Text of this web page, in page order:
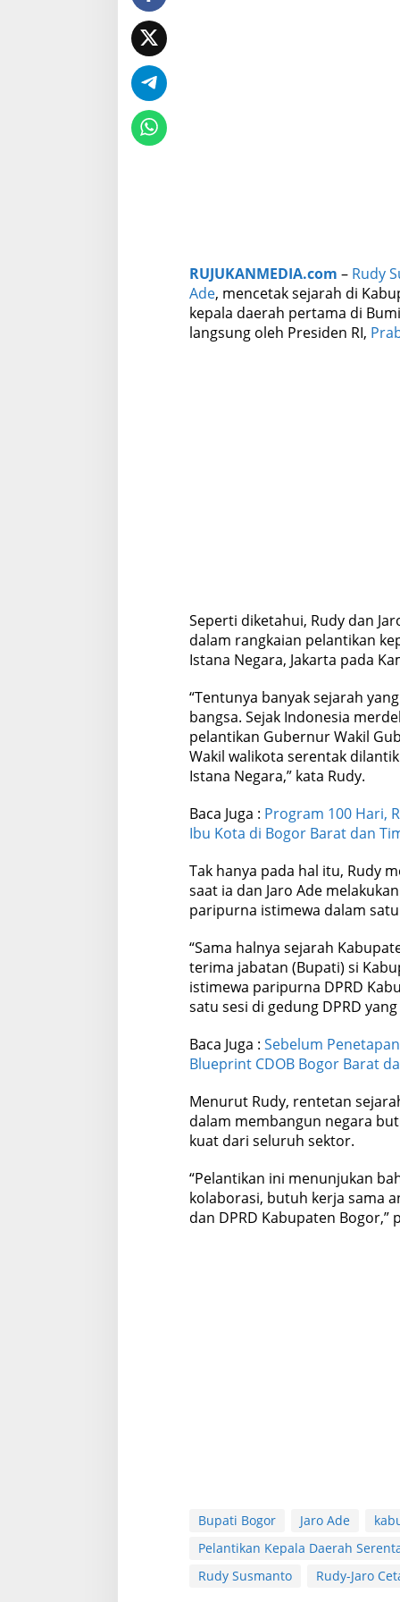
r
o
C
e
t
t
e
n
B
g
o
r
RUJUKANMEDIA.com – Rudy
Ade, mencetak sejarah di
kepala daerah pertama di
langsung oleh Presiden RI,
Seperti diketahui, Rudy dan
dalam rangkaian pelantikan
Istana Negara, Jakarta pada
“Tentunya banyak sejarah
bangsa. Sejak Indonesia
pelantikan Gubernur Wakil
Wakil walikota serentak
Istana Negara,” kata Rudy.
Baca Juga : Program 100 Hari,
Ibu Kota di Bogor Barat dan
Tak hanya pada hal itu, Rudy
saat ia dan Jaro Ade
paripurna istimewa dalam satu
“Sama halnya sejarah
terima jabatan (Bupati) si
istimewa paripurna DPRD
satu sesi di gedung DPRD
Baca Juga : Sebelum
Blueprint CDOB Bogor Barat
Menurut Rudy, rentetan
dalam membangun negara
kuat dari seluruh sektor.
“Pelantikan ini menunjukan
kolaborasi, butuh kerja sama
dan DPRD Kabupaten Bogor,”
Bupati Bogor Jaro Ade
Pelantikan Kepala Daerah
Rudy Susmanto
Rudy-Jaro